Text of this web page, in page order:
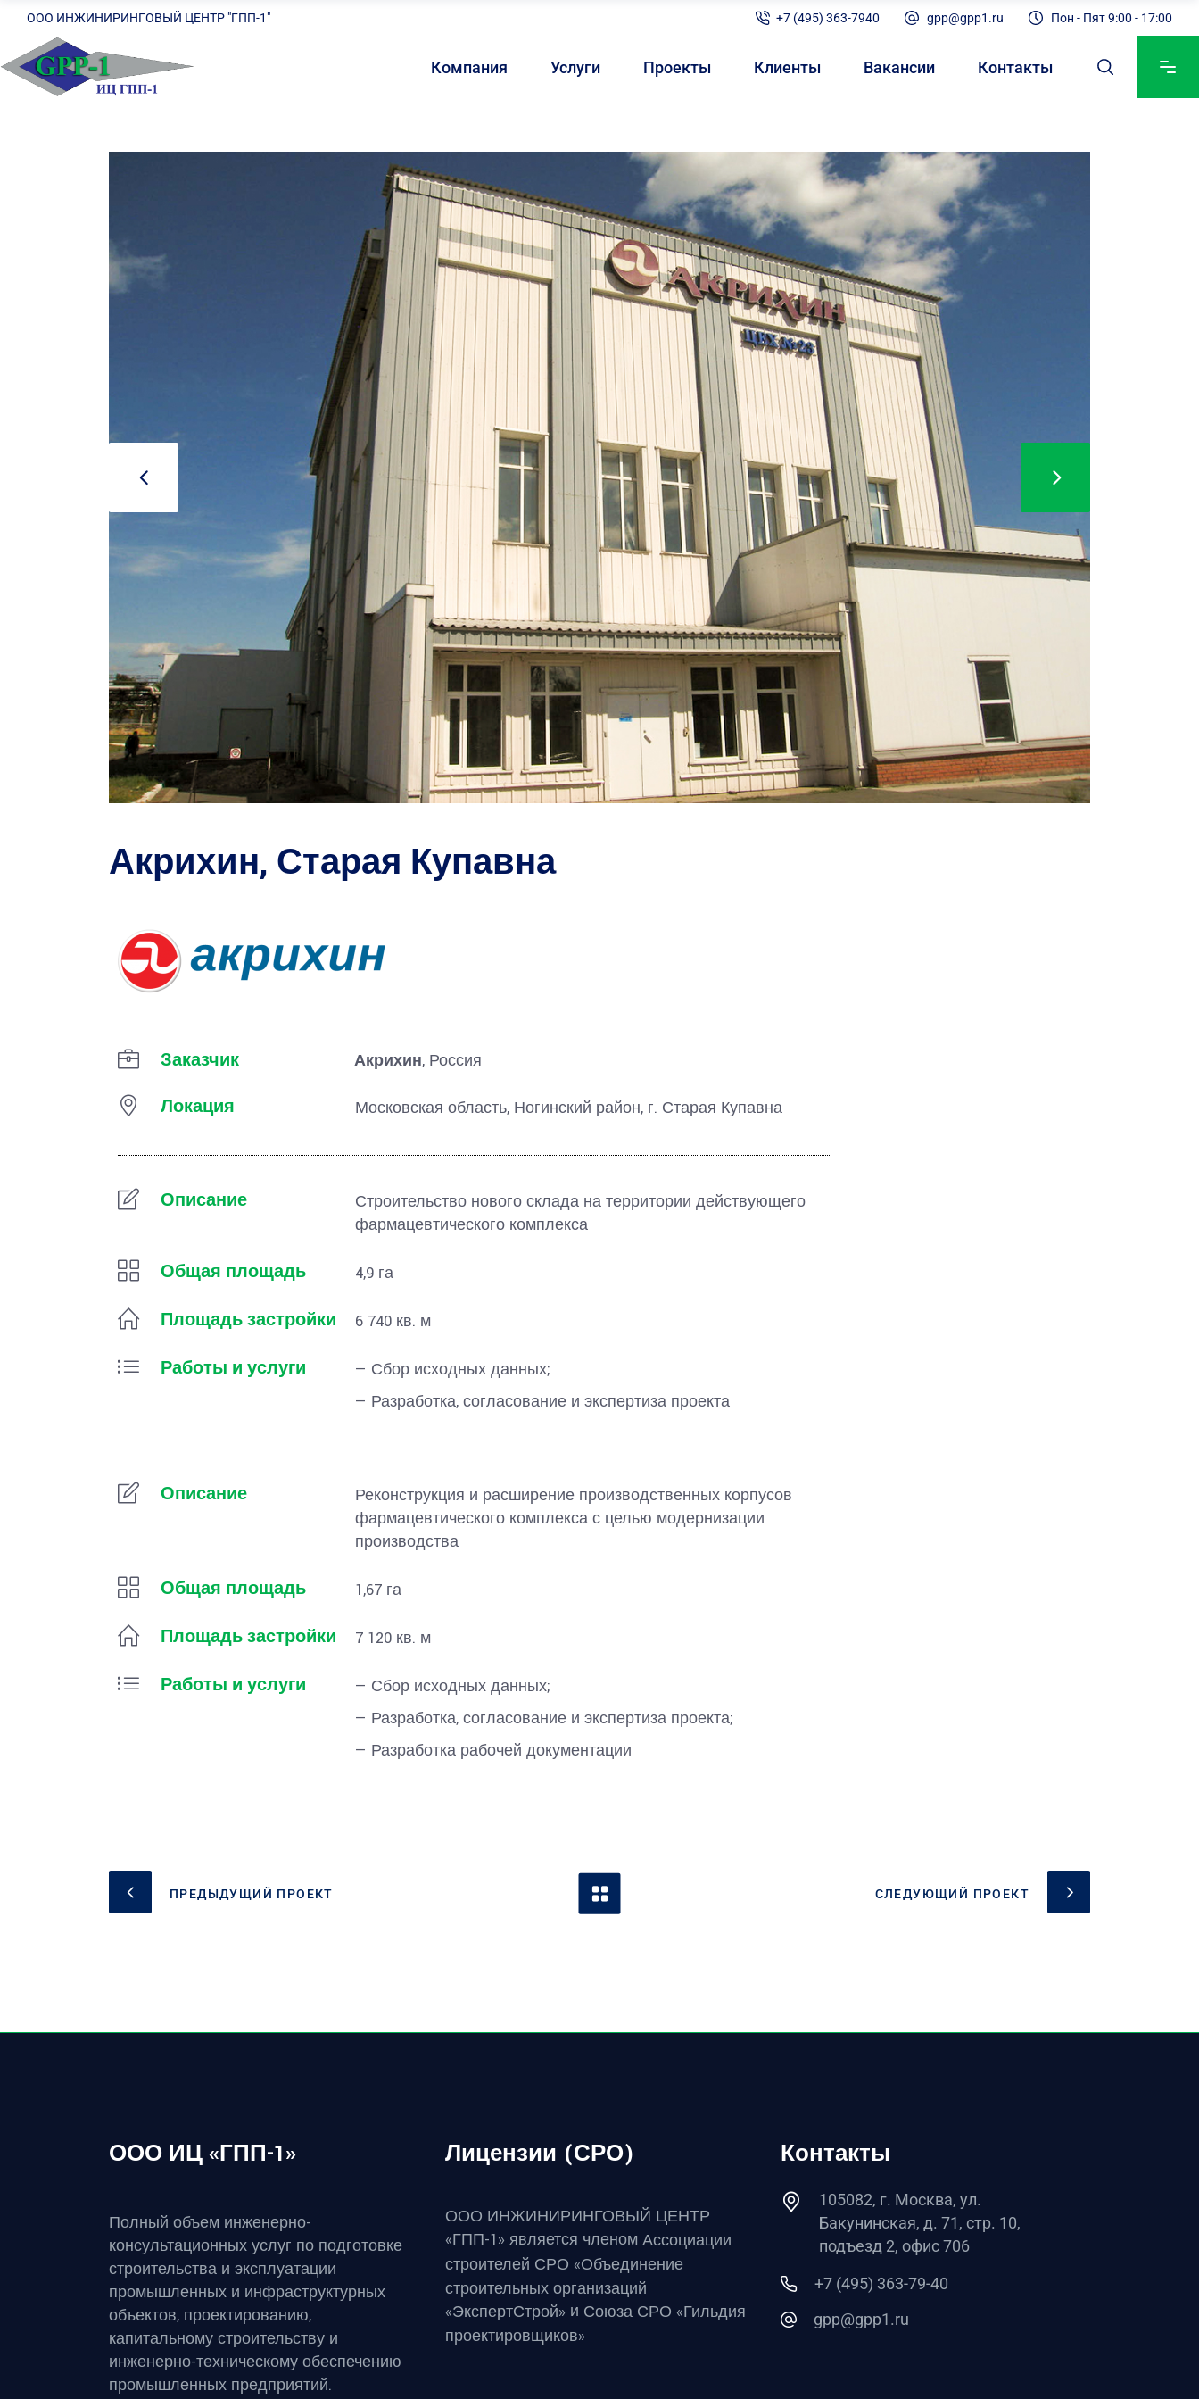
ООО ИНЖИНИРИНГОВЫЙ ЦЕНТР "ГПП-1" +7 (495) 363-7940 gpp@gpp1.ru Пон - Пят 9:00 - 17:00
Компания Услуги Проекты Клиенты Вакансии Контакты
Акрихин, Старая Купавна
Заказчик Акрихин, Россия
Локация Московская область, Ногинский район, г. Старая Купавна
Описание
Строительство нового склада на территории действующего
фармацевтического комплекса
Общая площадь 4,9 га
Площадь застройки 6 740 кв. м
Работы и услуги
— Сбор исходных данных;
— Разработка, согласование и экспертиза проекта
Описание
Реконструкция и расширение производственных корпусов
фармацевтического комплекса с целью модернизации
производства
Общая площадь 1,67 га
Площадь застройки 7 120 кв. м
Работы и услуги
— Сбор исходных данных;
— Разработка, согласование и экспертиза проекта;
— Разработка рабочей документации
ПРЕДЫДУЩИЙ ПРОЕКТ СЛЕДУЮЩИЙ ПРОЕКТ
ООО ИЦ «ГПП-1»
Полный объем инженерно-
консультационных услуг по подготовке
строительства и эксплуатации
промышленных и инфраструктурных
объектов, проектированию,
капитальному строительству и
инженерно-техническому обеспечению
промышленных предприятий.
Лицензии (СРО)
ООО ИНЖИНИРИНГОВЫЙ ЦЕНТР
«ГПП-1» является членом Ассоциации
строителей СРО «Объединение
строительных организаций
«ЭкспертСтрой» и Союза СРО «Гильдия
проектировщиков»
Контакты
105082, г. Москва, ул.
Бакунинская, д. 71, стр. 10,
подъезд 2, офис 706
+7 (495) 363-79-40
gpp@gpp1.ru